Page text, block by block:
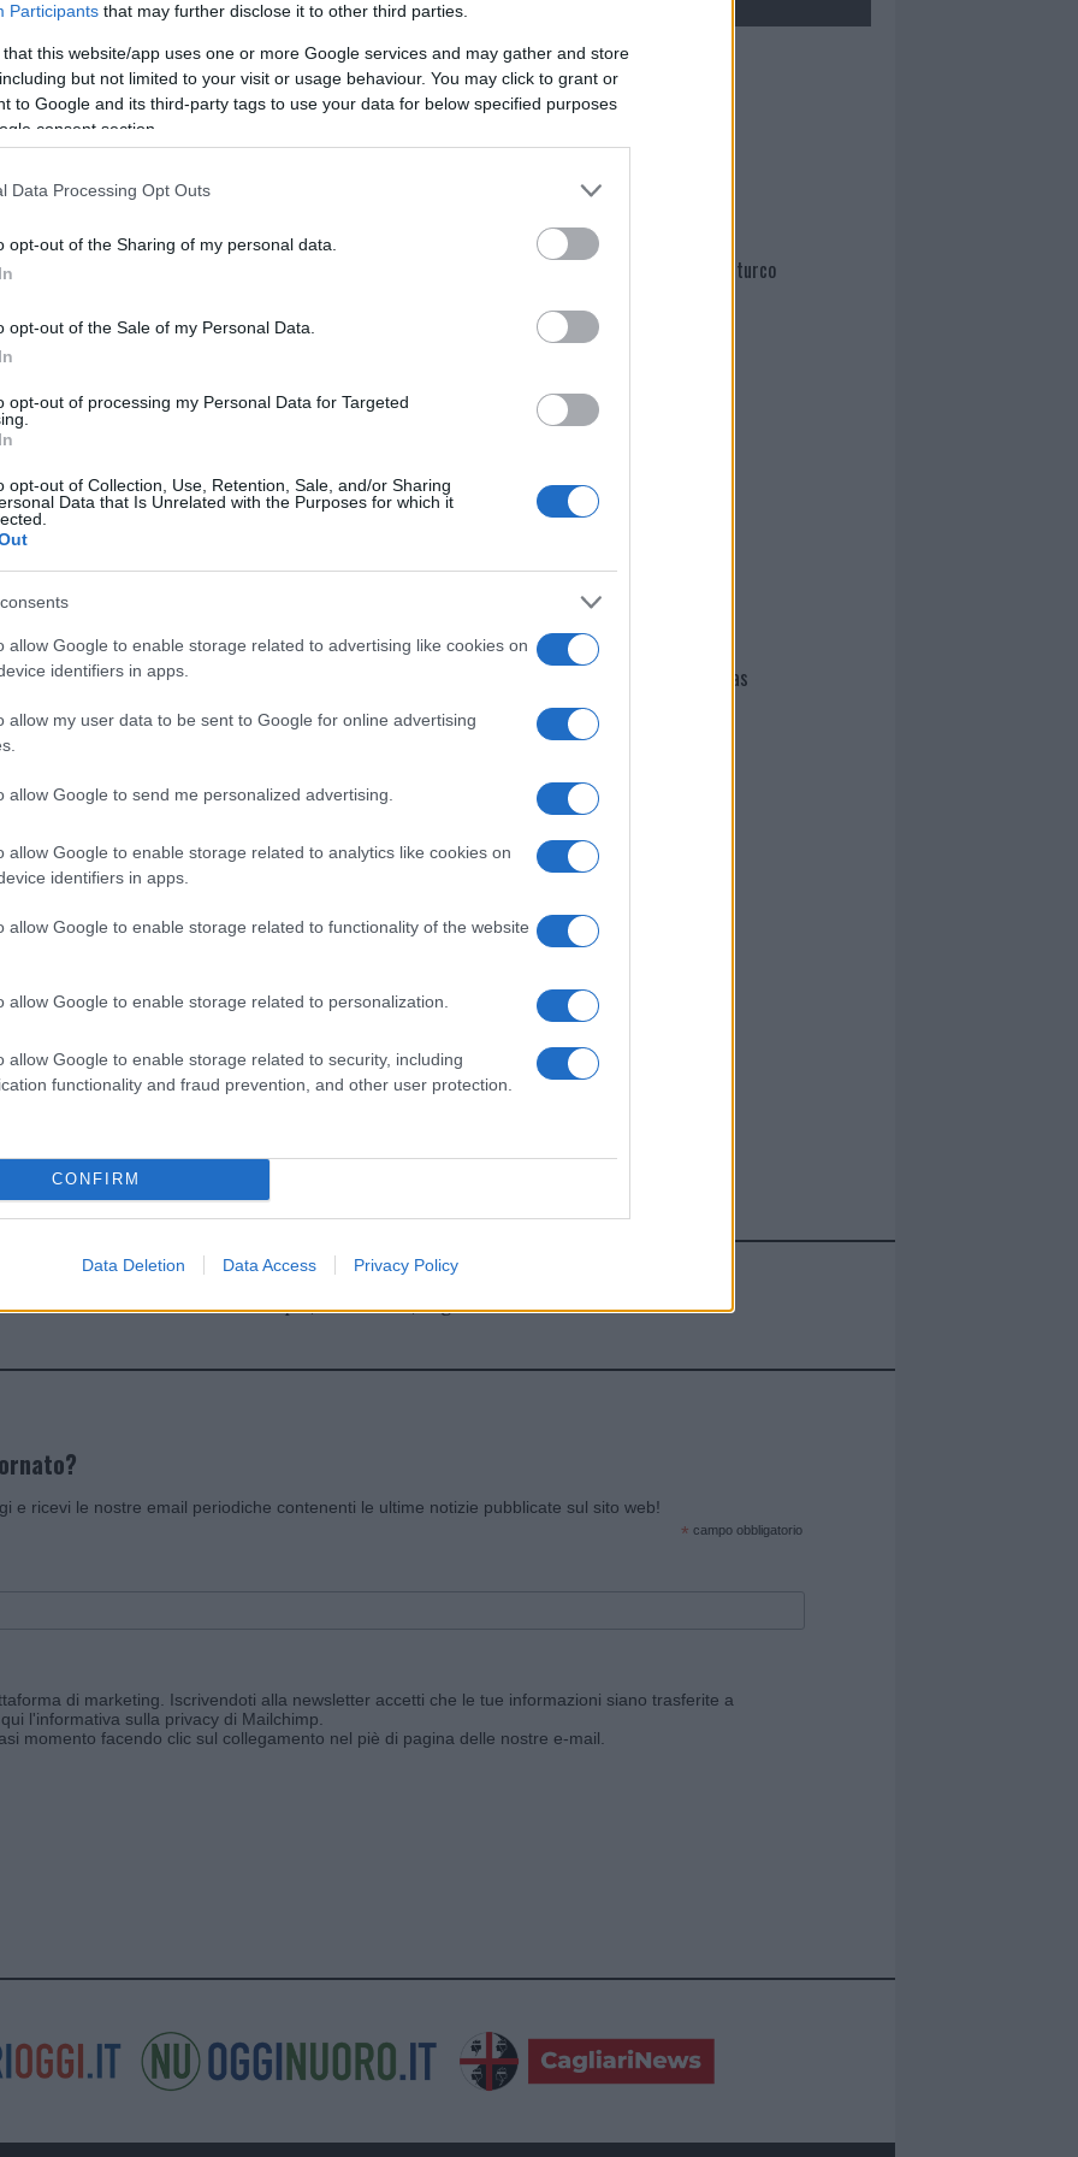
Participants that may further disclose it to other third parties.
that this website/app uses one or more Google services and may gather and store
but not limited to your visit or usage behaviour. You may click to grant or
to Google and its third-party tags to use your data for below specified purposes
consent section.
Data Processing Opt Outs
opt-out of the Sharing of my personal data.
opt-out of the Sale of my Personal Data.
opt-out of processing my Personal Data for Targeted
opt-out of Collection, Use, Retention, Sale, and/or Sharing
Data that Is Unrelated with the Purposes for which it
allow Google to enable storage related to advertising like cookies on
identifiers in apps.
allow my user data to be sent to Google for online advertising
allow Google to send me personalized advertising.
allow Google to enable storage related to analytics like cookies on
identifiers in apps.
allow Google to enable storage related to functionality of the website
allow Google to enable storage related to personalization.
allow Google to enable storage related to security, including
functionality and fraud prevention, and other user protection.
CONFIRM
Data Deletion Data Access Privacy Policy
cliccandoqui
nella sezione
Joey Tempest John Levén
John Norum
Prossimo articolo
Mario Malu
Martina Agostina Diturco
I nostri cari
Giovannimaria Cabras
Invia un Comunicato Stampa|Pubblicità|Segnala
e ricevi le nostre email periodiche contenenti le ultime notizie pubblicate sul sito web!
* campo obbligatorio
di marketing. Iscrivendoti alla newsletter accetti che le tue informazioni siano trasferite a
l'informativa sulla privacy di Mailchimp
momento facendo clic sul collegamento nel piè di pagina delle nostre e-mail.